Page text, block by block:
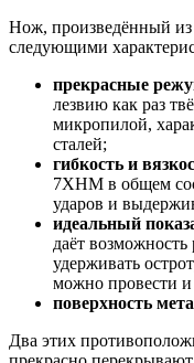
Нож, произведённый
следующими
прекрасные
лезвию как раз
микропилой,
сталей;
гибкость и
7ХНМ в общем
ударов и
идеальный
даёт
удерживать
можно провести
поверхность
Два этих